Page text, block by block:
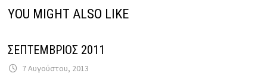
YOU MIGHT ALSO LIKE
ΣΕΠΤΕΜΒΡΙΟΣ 2011
7 Αυγούστου, 2013